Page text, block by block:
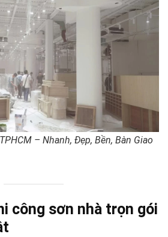
– Nhanh, Đẹp, Bền, Bàn Giao
công sơn nhà trọn gói